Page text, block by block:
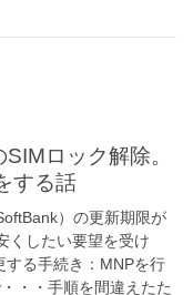
する話
）の更新期限が
くしたい要望を受け
する手続き：MNPを行
・・手順を間違えたた